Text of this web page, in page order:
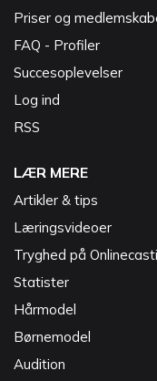
Priser og
FAQ - Profiler
Succesoplevelser
Log ind
RSS
LÆR MERE
Artikler & tips
Læringsvideoer
Tryghed på
Statister
Hårmodel
Børnemodel
Audition